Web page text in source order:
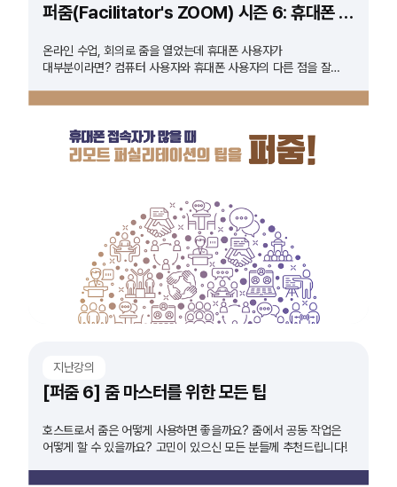
퍼줌(Facilitator's ZOOM) 시즌 6: 휴대폰 접속자가 많을때
온라인 수업, 회의로 줌을 열었는데 휴대폰 사용자가
대부분이라면? 컴퓨터 사용자와 휴대폰 사용자의 다른 점을 잘
대한 모든 것을 알려드립니다.
지난강의
[퍼줌 6] 줌 마스터를 위한 모든 팁
호스트로서 줌은 어떻게 사용하면 좋을까요? 줌에서 공동 작업은
어떻게 할 수 있을까요? 고민이 있으신 모든 분들께 추천드립니다!